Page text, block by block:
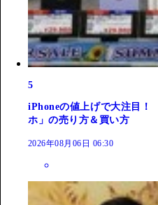
5
iPhoneの値上げで大注目
ホ」の売り方＆買い方
2026年08月06日 06:30